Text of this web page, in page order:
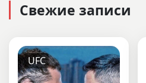
Свежие записи
UFC